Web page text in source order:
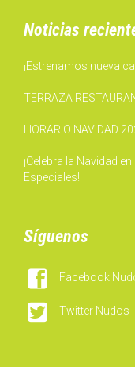
Noticias
¡Estrenamos nueva
TERRAZA
HORARIO NAVIDAD
¡Celebra la Navidad
Especiales!
Síguenos
 Facebook
 Twitter Nudos